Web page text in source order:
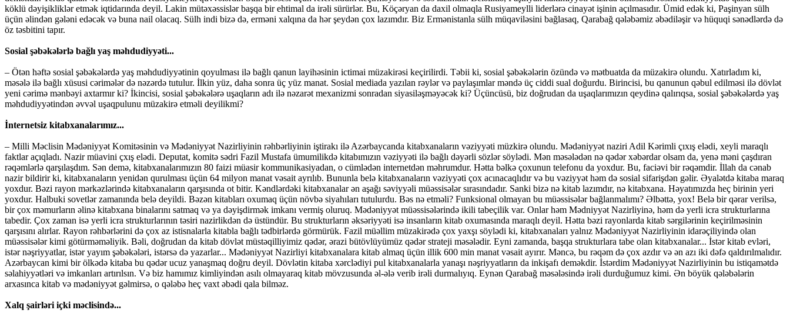
köklü dəyişikliklər etmək iqtidarında deyil. Lakin mütəxəssislər başqa bir ehtimal da irəli sürürlər. Bu, Köçəryan da daxil olmaqla Rusiyameylli liderlərə cinayət işinin açılmasıdır. Ümid edək ki, Paşinyan sülh
üçün əlindən gələni edəcək və buna nail olacaq. Sülh indi bizə də, erməni xalqına da hər şeydən çox lazımdır. Biz Ermənistanla sülh müqaviləsini bağlasaq, Qarabağ qələbəmiz əbədiləşir və hüquqi sənədlərdə də
öz təsbitini tapır.
Sosial şəbəkələrlə bağlı yaş məhdudiyyəti...
– Ötən həftə sosial şəbəkələrdə yaş məhdudiyyətinin qoyulması ilə bağlı qanun layihəsinin ictimai müzakirəsi keçirilirdi. Təbii ki, sosial şəbəkələrin özündə və mətbuatda da müzakirə olundu. Xatırladım ki,
məsələ ilə bağlı xüsusi cərimələr də nəzərdə tutulur. İlkin yüz, daha sonra üç yüz manat. Sosial mediada yazılan rəylər və paylaşımlar məndə üç ciddi sual doğurdu. Birincisi, bu qanunun qəbul edilməsi ilə dövlət
yeni cərimə mənbəyi axtarmır ki? İkincisi, sosial şəbəkələrə uşaqların adı ilə nəzarət mexanizmi sonradan siyasiləşməyəcək ki? Üçüncüsü, biz doğrudan da uşaqlarımızın qeydinə qalırıqsa, sosial şəbəkələrdə yaş
məhdudiyyətindən əvvəl uşaqpulunu müzakirə etməli deyilikmi?
İnternetsiz kitabxanalarımız...
– Milli Məclisin Mədəniyyət Komitəsinin və Mədəniyyət Nazirliyinin rəhbərliyinin iştirakı ilə Azərbaycanda kitabxanaların vəziyyəti müzkirə olundu. Mədəniyyət naziri Adil Kərimli çıxış elədi, xeyli maraqlı
faktlar açıqladı. Nazir müavini çxış elədi. Deputat, komitə sədri Fazil Mustafa ümumilikdə kitabımızın vəziyyəti ilə bağlı dəyərli sözlər söylədi. Mən məsələdən nə qədər xəbərdar olsam da, yenə məni çaşdıran
rəqəmlərlə qarşılaşdım. Sən demə, kitabxanalarımızın 80 faizi müasir kommunikasiyadan, o cümlədən internetdən məhrumdur. Hətta bəlkə çoxunun telefonu da yoxdur. Bu, faciəvi bir rəqəmdir. İllah da cənab
nazir bildirir ki, kitabxanaların yenidən qurulması üçün 64 milyon manat vəsait ayrılıb. Bununla belə kitabxanaların vəziyyəti çox acınacaqlıdır və bu vəziyyət həm də sosial sifarişdən gəlir. Əyalətdə kitaba maraq
yoxdur. Bəzi rayon mərkəzlərində kitabxanaların qarşısında ot bitir. Kəndlərdəki kitabxanalar ən aşağı səviyyəli müəssisələr sırasındadır. Sanki bizə nə kitab lazımdır, nə kitabxana. Həyatımızda heç birinin yeri
yoxdur. Halbuki sovetlər zamanında belə deyildi. Bəzən kitabları oxumaq üçün növbə siyahıları tutulurdu. Bəs nə etməli? Funksional olmayan bu müəssisələr bağlanmalımı? Əlbəttə, yox! Belə bir qərar verilsə,
bir çox məmurların əlinə kitabxana binalarını satmaq və ya dəyişdirmək imkanı vermiş oluruq. Mədəniyyət müəssisələrində ikili tabeçilik var. Onlar həm Mədniyyət Nazirliyinə, həm də yerli icra strukturlarına
tabedir. Çox zaman isə yerli icra strukturlarının təsiri nazirlikdən də üstündür. Bu strukturların əksəriyyəti isə insanların kitab oxumasında maraqlı deyil. Hətta bəzi rayonlarda kitab sərgilərinin keçirilməsinin
qarşısını alırlar. Rayon rəhbərlərini də çox az istisnalarla kitabla bağlı tədbirlərdə görmürük. Fazil müəllim müzakirədə çox yaxşı söylədi ki, kitabxanaları yalnız Mədəniyyət Nazirliyinin idarəçiliyində olan
müəssisələr kimi götürməməliyik. Bəli, doğrudan da kitab dövlət müstəqilliyimiz qədər, ərazi bütövlüyümüz qədər strateji məsələdir. Eyni zamanda, başqa strukturlara tabe olan kitabxanalar... İstər kitab evləri,
istər nəşriyyatlar, istər yayım şəbəkələri, istərsə də yazarlar... Mədəniyyət Nazirliyi kitabxanalara kitab almaq üçün illik 600 min manat vəsait ayırır. Məncə, bu rəqəm də çox azdır və ən azı iki dəfə qaldırılmalıdır.
Azərbaycan kimi bir ölkədə kitaba bu qədər ucuz yanaşmaq doğru deyil. Dövlətin kitaba xərclədiyi pul kitabxanalarla yanaşı nəşriyyatların da inkişafı deməkdir. İstərdim Mədəniyyət Nazirliyinin bu istiqamətdə
səlahiyyətləri və imkanları artırılsın. Və biz hamımız kimliyindən asılı olmayaraq kitab mövzusunda əl-ələ verib irəli durmalıyıq. Eynən Qarabağ məsələsində irəli durduğumuz kimi. Ən böyük qələbələrin
arxasınca kitab və mədəniyyət gəlmirsə, o qələbə heç vaxt əbədi qala bilməz.
Xalq şairləri içki məclisində...